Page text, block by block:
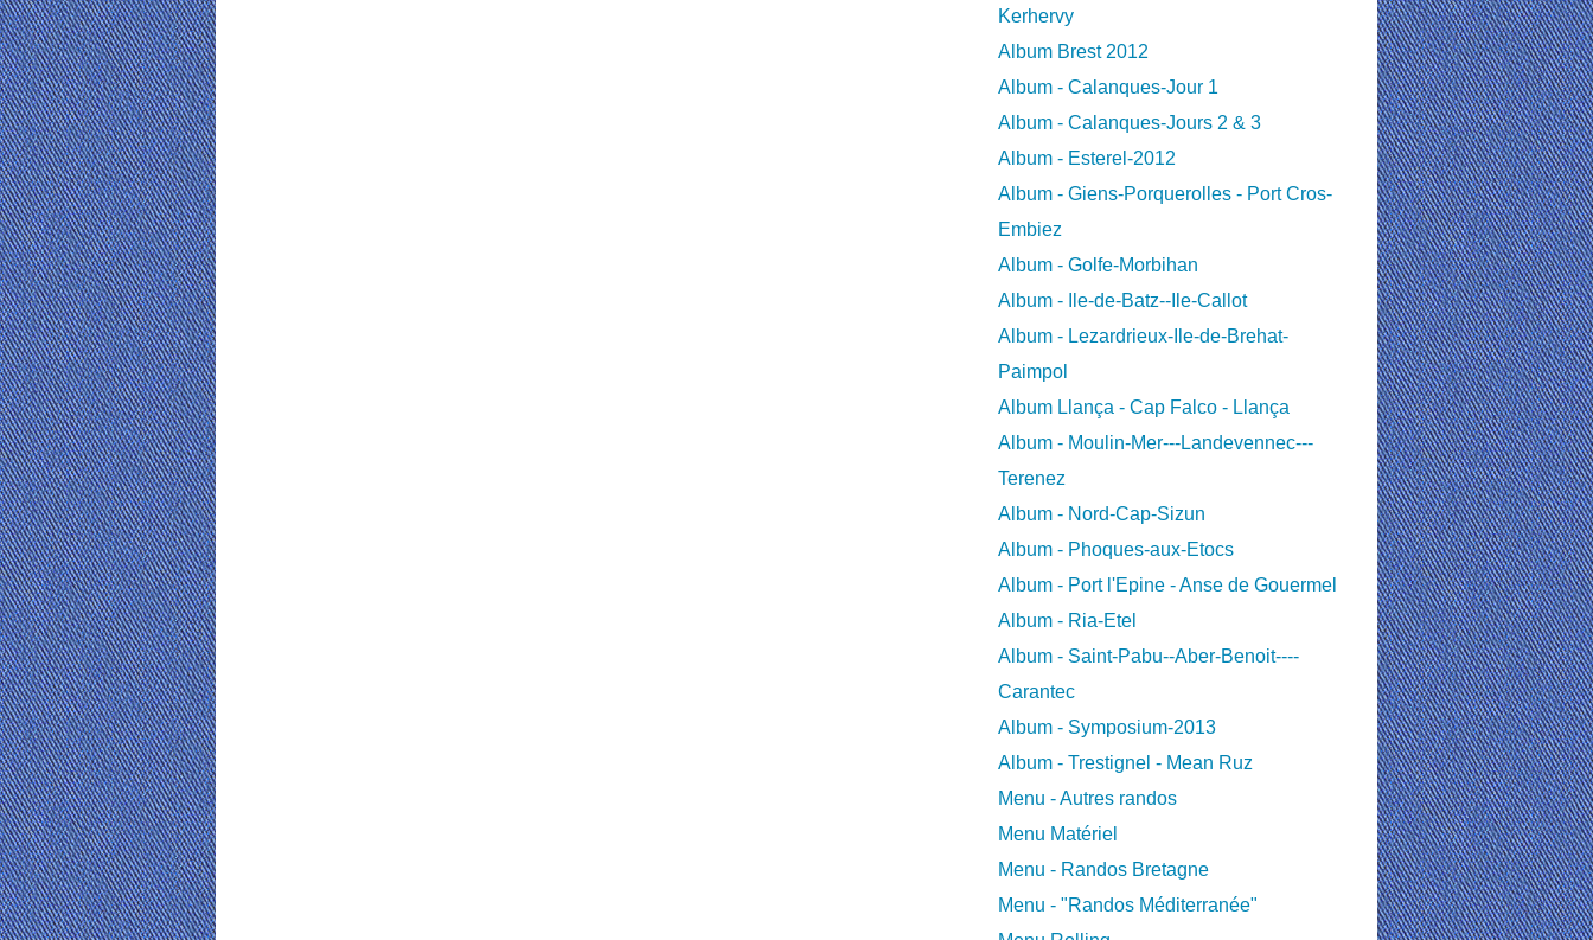
Kerhervy
Album Brest 2012
Album - Calanques-Jour 1
Album - Calanques-Jours 2 & 3
Album - Esterel-2012
Album - Giens-Porquerolles - Port Cros-
Embiez
Album - Golfe-Morbihan
Album - Ile-de-Batz--Ile-Callot
Album - Lezardrieux-Ile-de-Brehat-
Paimpol
Album Llança - Cap Falco - Llança
Album - Moulin-Mer---Landevennec---
Terenez
Album - Nord-Cap-Sizun
Album - Phoques-aux-Etocs
Album - Port l'Epine - Anse de Gouermel
Album - Ria-Etel
Album - Saint-Pabu--Aber-Benoit----
Carantec
Album - Symposium-2013
Album - Trestignel - Mean Ruz
Menu - Autres randos
Menu Matériel
Menu - Randos Bretagne
Menu - "Randos Méditerranée"